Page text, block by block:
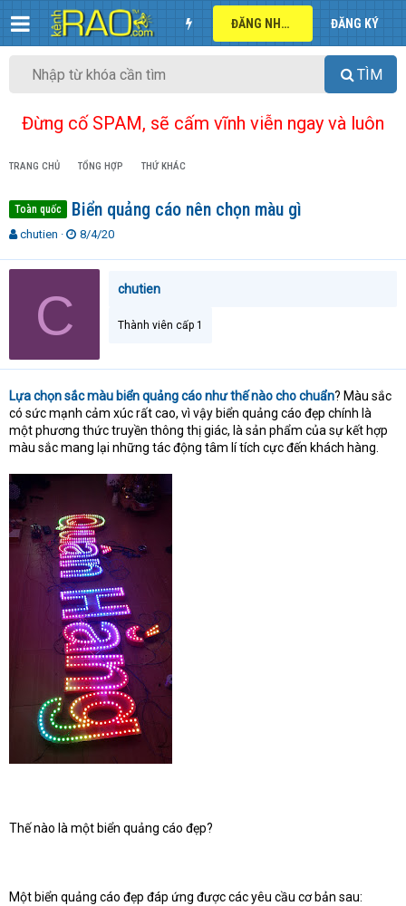
ĐĂNG NHẬP ĐĂNG KÝ
TÌM
Đừng cố SPAM, sẽ cấm vĩnh viễn ngay và luôn
TRANG CHỦ TỔNG HỢP THỨ KHÁC
Toàn quốc Biển quảng cáo nên chọn màu gì
T
r
a
t
e
r
chutien
N
à
8/4/20
C chutien
Thành viên cấp 1
Lựa chọn sắc màu biển quảng cáo như thế nào cho chuẩn? Màu sắc
có sức mạnh cảm xúc rất cao, vì vậy biển quảng cáo đẹp chính là
một phương thức truyền thông thị giác, là sản phẩm của sự kết hợp
màu sắc mang lại những tác động tâm lí tích cực đến khách hàng.
Thế nào là một biển quảng cáo đẹp?
Một biển quảng cáo đẹp đáp ứng được các yêu cầu cơ bản sau: